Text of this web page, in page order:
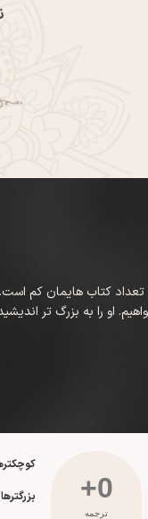
تعداد کتاب هایمان کم
او را به بزرگ تر
ترجمه
0
+
بزرگترها